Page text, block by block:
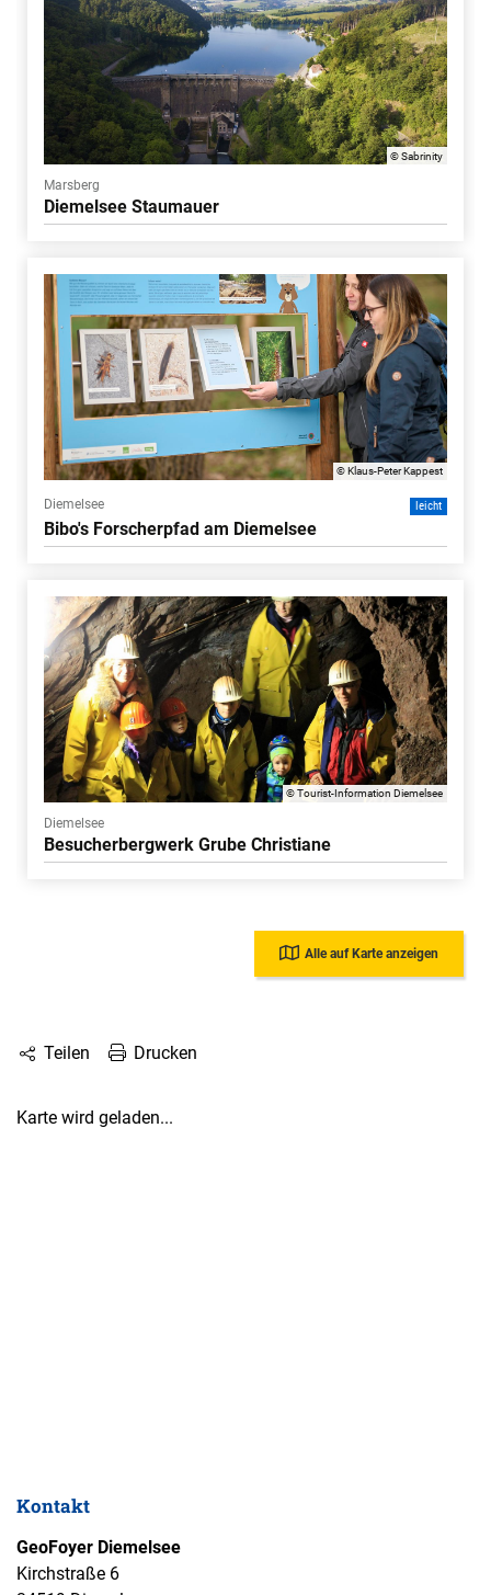
© Sabrinity
Marsberg
Diemelsee Staumauer
© Klaus-Peter Kappest
Diemelsee leicht
Bibo's Forscherpfad am Diemelsee
© Tourist-Information Diemelsee
Diemelsee
Besucherbergwerk Grube Christiane
Alle auf Karte anzeigen
Teilen Drucken
Karte wird geladen...
Kontakt
GeoFoyer Diemelsee
Kirchstraße 6